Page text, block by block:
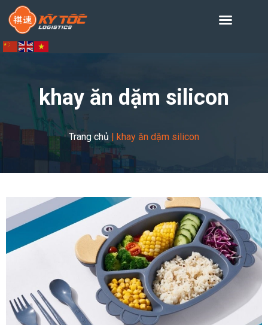
khay ăn dặm silicon
Trang chủ | khay ăn dặm silicon